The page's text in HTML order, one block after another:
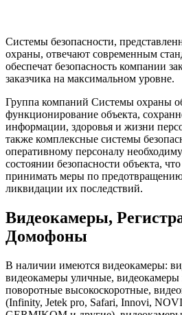
Системы безопасности,
охраны, отвечают современным
обеспечат безопасность компании
заказчика на максимальном уровне.
Группа компаний Системы охраны
функционирование объекта,
информации, здоровья и жизни
также комплексные системы
оперативному персоналу
состоянии безопасности объекта,
принимать меры по
ликвидации их последствий.
Видеокамеры,
Домофоны
В наличии имеются видеокамеры:
видеокамеры уличные,
поворотные высокоскоротные,
(Infinity, Jetek pro, Safari, Innovi,